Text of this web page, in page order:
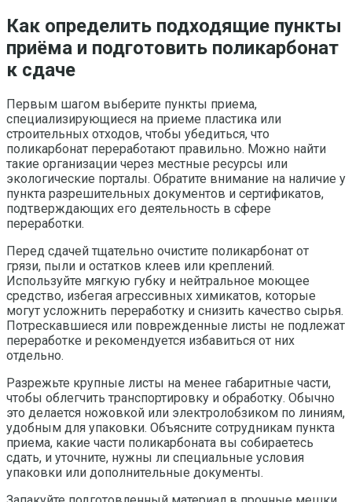
Как определить подходящие пункты
приёма и подготовить поликарбонат
к сдаче
Первым шагом выберите пункты приема,
специализирующиеся на приеме пластика или
строительных отходов, чтобы убедиться, что
поликарбонат переработают правильно. Можно найти
такие организации через местные ресурсы или
экологические порталы. Обратите внимание на наличие у
пункта разрешительных документов и сертификатов,
подтверждающих его деятельность в сфере
переработки.
Перед сдачей тщательно очистите поликарбонат от
грязи, пыли и остатков клеев или креплений.
Используйте мягкую губку и нейтральное моющее
средство, избегая агрессивных химикатов, которые
могут усложнить переработку и снизить качество сырья.
Потрескавшиеся или поврежденные листы не подлежат
переработке и рекомендуется избавиться от них
отдельно.
Разрежьте крупные листы на менее габаритные части,
чтобы облегчить транспортировку и обработку. Обычно
это делается ножовкой или электролобзиком по линиям,
удобным для упаковки. Объясните сотрудникам пункта
приема, какие части поликарбоната вы собираетесь
сдать, и уточните, нужны ли специальные условия
упаковки или дополнительные документы.